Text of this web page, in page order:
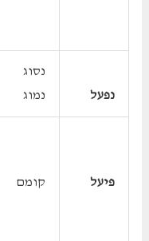
נפעל
נסוג
נמוג
פיעל קומם